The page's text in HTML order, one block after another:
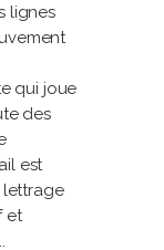
lignes
qui joue
des
est
lettrage
et